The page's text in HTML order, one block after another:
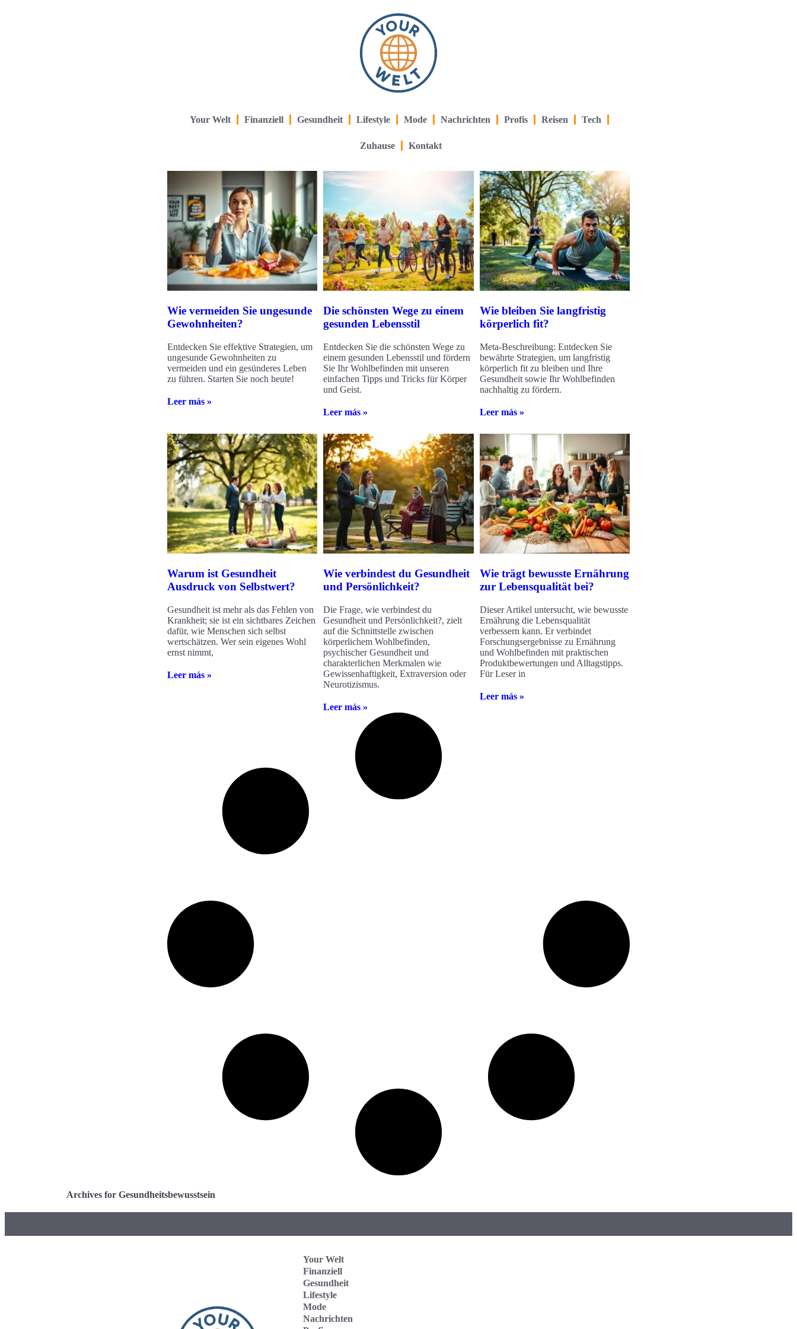
Your Welt Finanziell Gesundheit Lifestyle Mode Nachrichten Profis Reisen Tech
Zuhause Kontakt
Wie vermeiden Sie ungesunde
Gewohnheiten?
Entdecken Sie effektive Strategien, um
ungesunde Gewohnheiten zu
vermeiden und ein gesünderes Leben
zu führen. Starten Sie noch heute!
Leer más »
Die schönsten Wege zu einem
gesunden Lebensstil
Entdecken Sie die schönsten Wege zu
einem gesunden Lebensstil und fördern
Sie Ihr Wohlbefinden mit unseren
einfachen Tipps und Tricks für Körper
und Geist.
Leer más »
Wie bleiben Sie langfristig
körperlich fit?
Meta-Beschreibung: Entdecken Sie
bewährte Strategien, um langfristig
körperlich fit zu bleiben und Ihre
Gesundheit sowie Ihr Wohlbefinden
nachhaltig zu fördern.
Leer más »
Warum ist Gesundheit
Ausdruck von Selbstwert?
Gesundheit ist mehr als das Fehlen von
Krankheit; sie ist ein sichtbares Zeichen
dafür, wie Menschen sich selbst
wertschätzen. Wer sein eigenes Wohl
ernst nimmt,
Leer más »
Wie verbindest du Gesundheit
und Persönlichkeit?
Die Frage, wie verbindest du
Gesundheit und Persönlichkeit?, zielt
auf die Schnittstelle zwischen
körperlichem Wohlbefinden,
psychischer Gesundheit und
charakterlichen Merkmalen wie
Gewissenhaftigkeit, Extraversion oder
Neurotizismus.
Leer más »
Wie trägt bewusste Ernährung
zur Lebensqualität bei?
Dieser Artikel untersucht, wie bewusste
Ernährung die Lebensqualität
verbessern kann. Er verbindet
Forschungsergebnisse zu Ernährung
und Wohlbefinden mit praktischen
Produktbewertungen und Alltagstipps.
Für Leser in
Leer más »
Archives for Gesundheitsbewusstsein
Your Welt
Finanziell
Gesundheit
Lifestyle
Mode
Nachrichten